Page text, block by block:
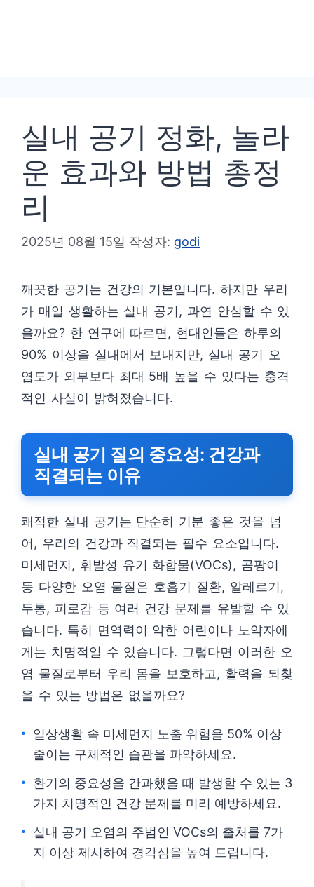
실내 공기 정화, 놀라
운 효과와 방법 총정
리
2025년 08월 15일 작성자: godi
깨끗한 공기는 건강의 기본입니다. 하지만 우리
가 매일 생활하는 실내 공기, 과연 안심할 수 있
을까요? 한 연구에 따르면, 현대인들은 하루의
90% 이상을 실내에서 보내지만, 실내 공기 오
염도가 외부보다 최대 5배 높을 수 있다는 충격
적인 사실이 밝혀졌습니다.
실내 공기 질의 중요성: 건강과
직결되는 이유
쾌적한 실내 공기는 단순히 기분 좋은 것을 넘
어, 우리의 건강과 직결되는 필수 요소입니다.
미세먼지, 휘발성 유기 화합물(VOCs), 곰팡이
등 다양한 오염 물질은 호흡기 질환, 알레르기,
두통, 피로감 등 여러 건강 문제를 유발할 수 있
습니다. 특히 면역력이 약한 어린이나 노약자에
게는 치명적일 수 있습니다. 그렇다면 이러한 오
염 물질로부터 우리 몸을 보호하고, 활력을 되찾
을 수 있는 방법은 없을까요?
일상생활 속 미세먼지 노출 위험을 50% 이상
줄이는 구체적인 습관을 파악하세요.
환기의 중요성을 간과했을 때 발생할 수 있는 3
가지 치명적인 건강 문제를 미리 예방하세요.
실내 공기 오염의 주범인 VOCs의 출처를 7가
지 이상 제시하여 경각심을 높여 드립니다.